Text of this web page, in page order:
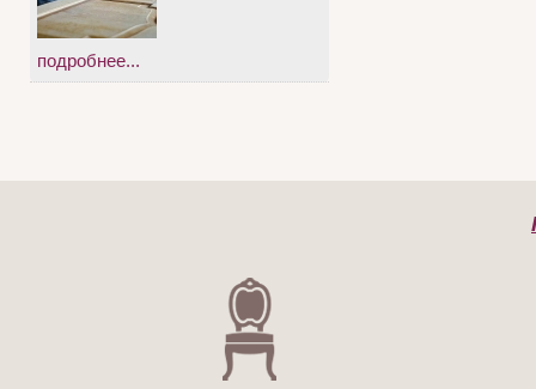
подробнее...